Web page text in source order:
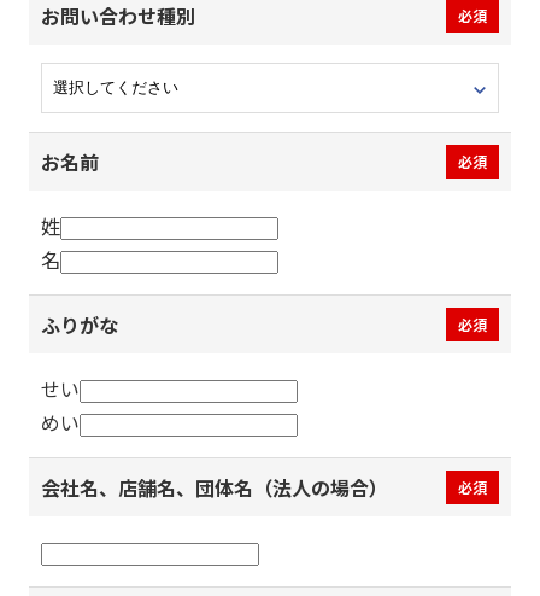
お問い合わせ種別 必須
お名前 必須
姓
名
ふりがな 必須
せい
めい
会社名、店舗名、団体名（法人の場合） 必須